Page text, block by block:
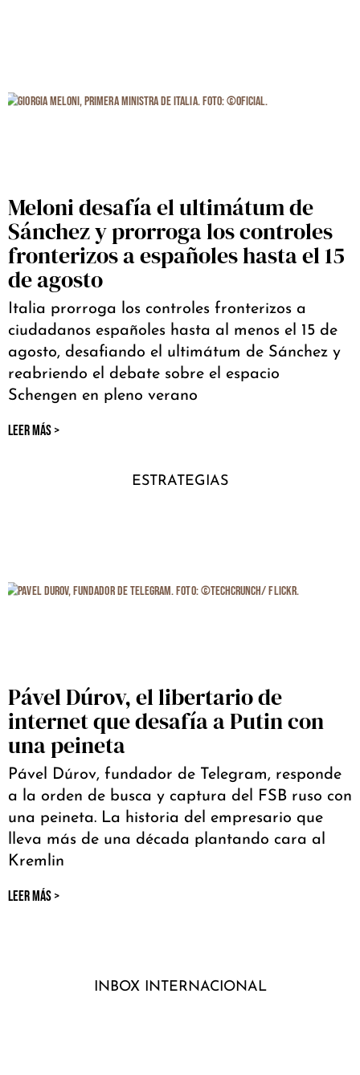
Meloni desafía el ultimátum de
Sánchez y prorroga los controles
fronterizos a españoles hasta el 15
de agosto
Italia prorroga los controles fronterizos a
ciudadanos españoles hasta al menos el 15 de
agosto, desafiando el ultimátum de Sánchez y
reabriendo el debate sobre el espacio
Schengen en pleno verano
LEER MÁS >
ESTRATEGIAS
Pável Dúrov, el libertario de
internet que desafía a Putin con
una peineta
Pável Dúrov, fundador de Telegram, responde
a la orden de busca y captura del FSB ruso con
una peineta. La historia del empresario que
lleva más de una década plantando cara al
Kremlin
LEER MÁS >
INBOX INTERNACIONAL